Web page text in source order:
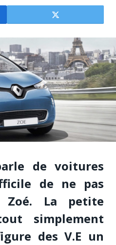
de voitures
de ne pas
La petite
simplement
des V.E un